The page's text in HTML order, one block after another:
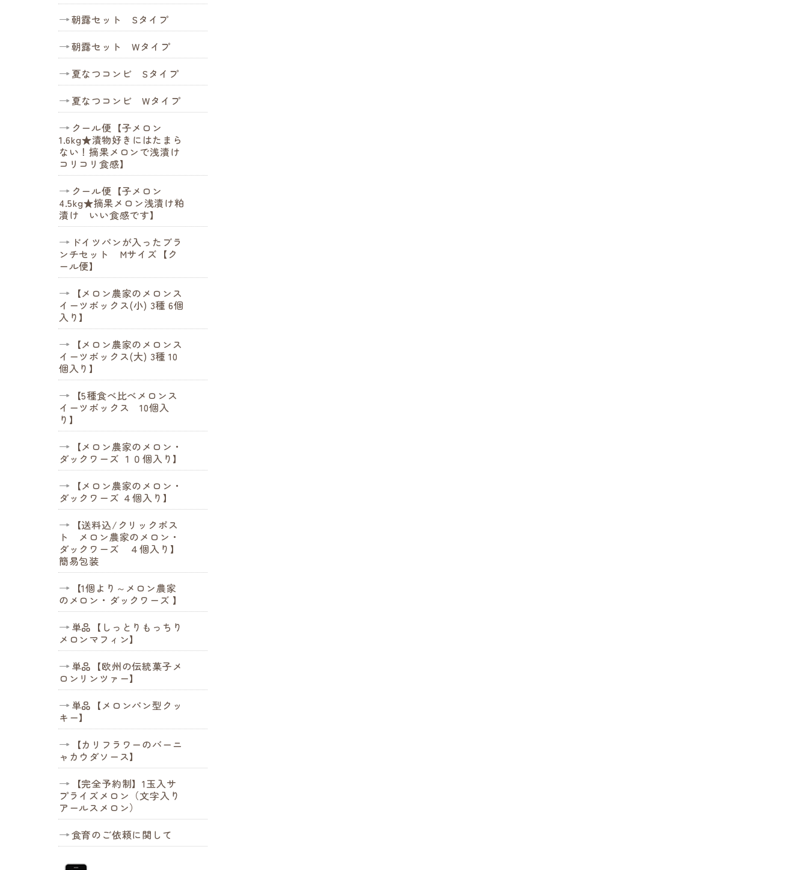
朝露セット Sタイプ
朝露セット Wタイプ
夏なつコンビ Sタイプ
夏なつコンビ Wタイプ
クール便【子メロン
1.6kg★漬物好きにはたまら
ない！摘果メロンで浅漬け
コリコリ食感】
クール便【子メロン
4.5kg★摘果メロン浅漬け粕
漬け いい食感です】
ドイツパンが入ったブラ
ンチセット Mサイズ【ク
ール便】
【メロン農家のメロンス
イーツボックス(小) 3種 6個
入り】
【メロン農家のメロンス
イーツボックス(大) 3種 10
個入り】
【5種食べ比べメロンス
イーツボックス 10個入
り】
【メロン農家のメロン・
ダックワーズ １０個入り】
【メロン農家のメロン・
ダックワーズ ４個入り】
【送料込/クリックポス
ト メロン農家のメロン・
ダックワーズ ４個入り】
簡易包装
【1個より～メロン農家
のメロン・ダックワーズ 】
単品【しっとりもっちり
メロンマフィン】
単品【欧州の伝統菓子メ
ロンリンツァー】
単品【メロンパン型クッ
キー】
【カリフラワーのバーニ
ャカウダソース】
【完全予約制】1玉入サ
プライズメロン（文字入り
アールスメロン）
食育のご依頼に関して